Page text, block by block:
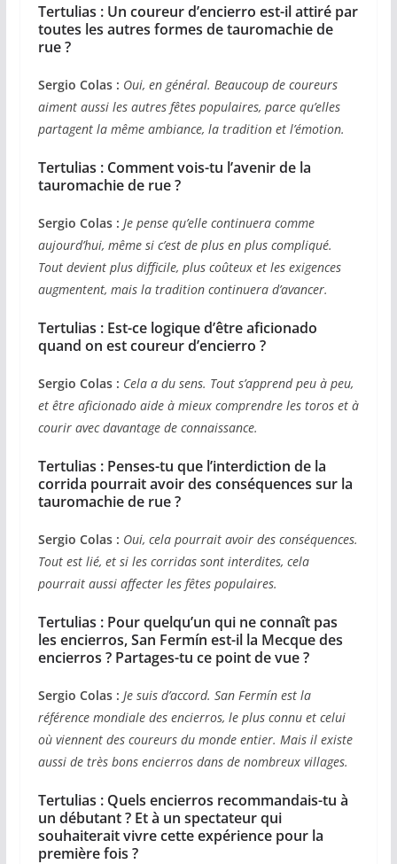
Tertulias : Un coureur d’encierro est-il attiré par
toutes les autres formes de tauromachie de
rue ?
Sergio Colas : Oui, en général. Beaucoup de coureurs
aiment aussi les autres fêtes populaires, parce qu’elles
partagent la même ambiance, la tradition et l’émotion.
Tertulias : Comment vois-tu l’avenir de la
tauromachie de rue ?
Sergio Colas : Je pense qu’elle continuera comme
aujourd’hui, même si c’est de plus en plus compliqué.
Tout devient plus difficile, plus coûteux et les exigences
augmentent, mais la tradition continuera d’avancer.
Tertulias : Est-ce logique d’être aficionado
quand on est coureur d’encierro ?
Sergio Colas : Cela a du sens. Tout s’apprend peu à peu,
et être aficionado aide à mieux comprendre les toros et à
courir avec davantage de connaissance.
Tertulias : Penses-tu que l’interdiction de la
corrida pourrait avoir des conséquences sur la
tauromachie de rue ?
Sergio Colas : Oui, cela pourrait avoir des conséquences.
Tout est lié, et si les corridas sont interdites, cela
pourrait aussi affecter les fêtes populaires.
Tertulias : Pour quelqu’un qui ne connaît pas
les encierros, San Fermín est-il la Mecque des
encierros ? Partages-tu ce point de vue ?
Sergio Colas : Je suis d’accord. San Fermín est la
référence mondiale des encierros, le plus connu et celui
où viennent des coureurs du monde entier. Mais il existe
aussi de très bons encierros dans de nombreux villages.
Tertulias : Quels encierros recommandais-tu à
un débutant ? Et à un spectateur qui
souhaiterait vivre cette expérience pour la
première fois ?